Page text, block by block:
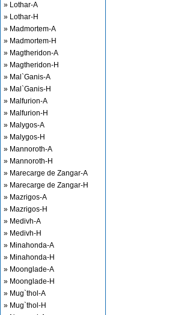
» Lothar-A
» Lothar-H
» Madmortem-A
» Madmortem-H
» Magtheridon-A
» Magtheridon-H
» Mal`Ganis-A
» Mal`Ganis-H
» Malfurion-A
» Malfurion-H
» Malygos-A
» Malygos-H
» Mannoroth-A
» Mannoroth-H
» Marecarge de Zangar-A
» Marecarge de Zangar-H
» Mazrigos-A
» Mazrigos-H
» Medivh-A
» Medivh-H
» Minahonda-A
» Minahonda-H
» Moonglade-A
» Moonglade-H
» Mug`thol-A
» Mug`thol-H